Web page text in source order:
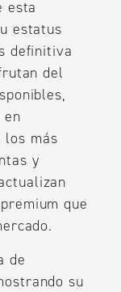
esta
estatus
definitiva
del
los más
y
que
de
su